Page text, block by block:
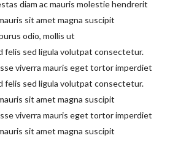
diam ac mauris molestie hendrerit
sit amet magna suscipit
odio, mollis ut
felis sed ligula volutpat consectetur.
viverra mauris eget tortor imperdiet
felis sed ligula volutpat consectetur.
sit amet magna suscipit
viverra mauris eget tortor imperdiet
sit amet magna suscipit